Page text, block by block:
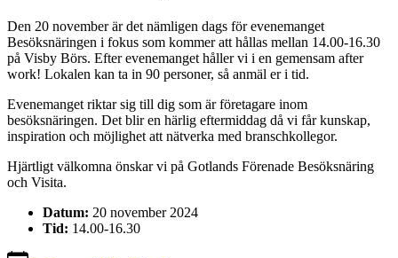
Den 20 november är det nämligen dags för evenemanget
Besöksnäringen i fokus som kommer att hållas mellan 14.00-16.30
på Visby Börs. Efter evenemanget håller vi i en gemensam after
work! Lokalen kan ta in 90 personer, så anmäl er i tid.
Evenemanget riktar sig till dig som är företagare inom
besöksnäringen. Det blir en härlig eftermiddag då vi får kunskap,
inspiration och möjlighet att nätverka med branschkollegor.
Hjärtligt välkomna önskar vi på Gotlands Förenade Besöksnäring
och Visita.
Datum: 20 november 2024
Tid: 14.00-16.30